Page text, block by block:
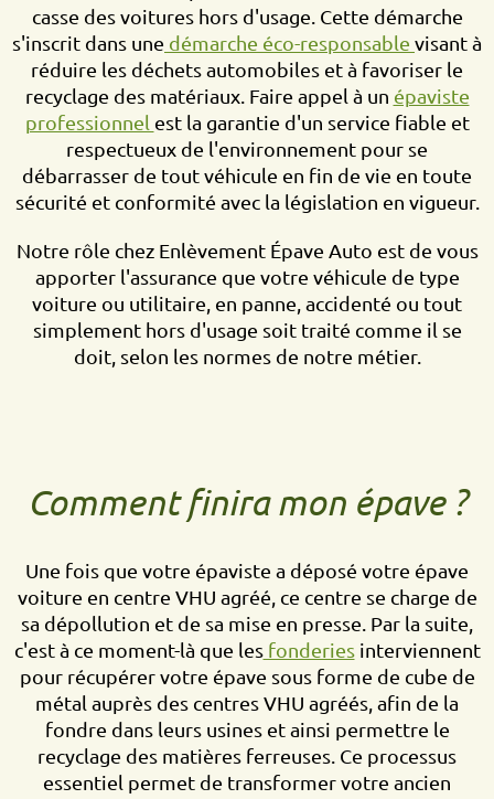
casse des voitures hors d'usage. Cette démarche
s'inscrit dans une démarche éco-responsable visant à
réduire les déchets automobiles et à favoriser le
recyclage des matériaux. Faire appel à un épaviste
professionnel est la garantie d'un service fiable et
respectueux de l'environnement pour se
débarrasser de tout véhicule en fin de vie en toute
sécurité et conformité avec la législation en vigueur.
Notre rôle chez Enlèvement Épave Auto est de vous
apporter l'assurance que votre véhicule de type
voiture ou utilitaire, en panne, accidenté ou tout
simplement hors d'usage soit traité comme il se
doit, selon les normes de notre métier.
Comment finira mon épave ?
Une fois que votre épaviste a déposé votre épave
voiture en centre VHU agréé, ce centre se charge de
sa dépollution et de sa mise en presse. Par la suite,
c'est à ce moment-là que lesfonderiesinterviennent
pour récupérer votre épave sous forme de cube de
métal auprès des centres VHU agréés, afin de la
fondre dans leurs usines et ainsi permettre le
recyclage des matières ferreuses. Ce processus
essentiel permet de transformer votre ancien